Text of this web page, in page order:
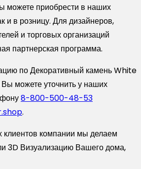
можете приобрести в наших
и в розницу. Для дизайнеров,
и торговых организаций
партнерская программа.
по Декоративный камень White
можете уточнить у наших
8-800-500-48-53
.
клиентов компании мы делаем
3D Визуализацию Вашего дома,